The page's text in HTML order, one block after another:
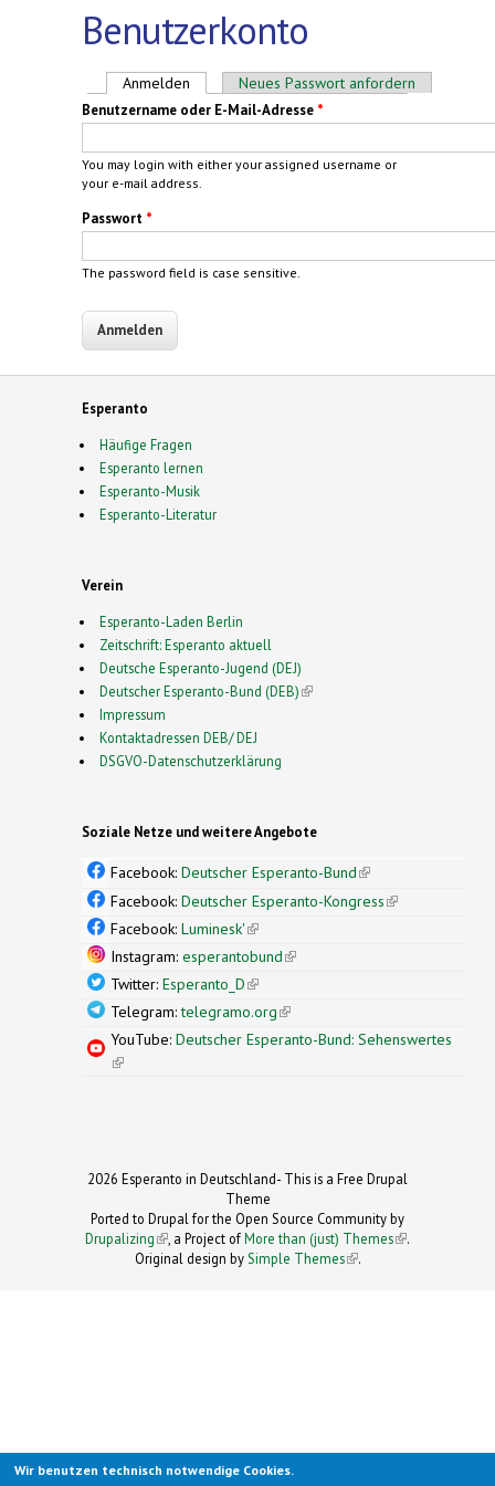
Benutzerkonto
Haupt-Reiter
Anmelden (aktiver Reiter)
Neues Passwort anfordern
Benutzername oder E-Mail-Adresse *
You may login with either your assigned username or
your e-mail address.
Passwort *
The password field is case sensitive.
Esperanto
Häufige Fragen
Esperanto lernen
Esperanto-Musik
Esperanto-Literatur
Verein
Esperanto-Laden Berlin
Zeitschrift: Esperanto aktuell
Deutsche Esperanto-Jugend (DEJ)
Deutscher Esperanto-Bund (DEB)(link is external)
Impressum
Kontaktadressen DEB/ DEJ
DSGVO-Datenschutzerklärung
Soziale Netze und weitere Angebote
Facebook: Deutscher Esperanto-Bund(link is
external)
Facebook: Deutscher Esperanto-Kongress(link is
Facebook: Luminesk'(link is external)
Instagram: esperantobund(link is external)
Twitter: Esperanto_D(link is external)
Telegram:telegramo.org(link is external)
YouTube: Deutscher Esperanto-Bund: Sehenswertes
(link is external)
2026 Esperanto in Deutschland- This is a Free Drupal
Theme
Ported to Drupal for the Open Source Community by
Drupalizing(link is external)
, a Project ofMore than (just) Themes (link is
.
Original design by Simple Themes
(link is
.
Wir benutzen technisch notwendige Cookies.